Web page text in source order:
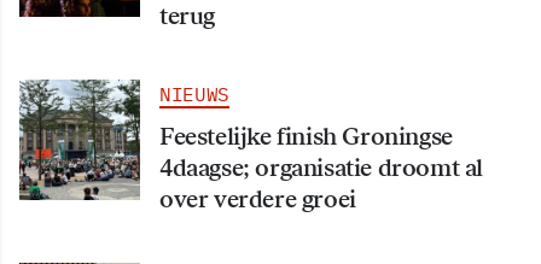
terug
NIEUWS
Feestelijke finish Groningse
4daagse; organisatie droomt al
over verdere groei